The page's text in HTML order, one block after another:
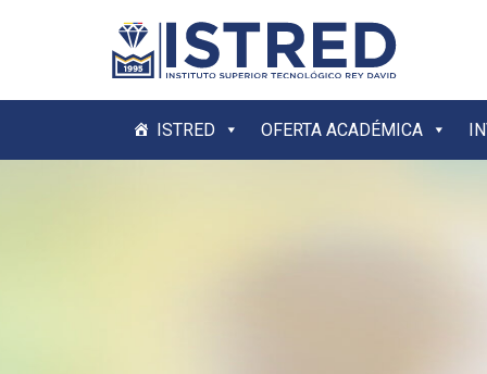
ISTRED OFERTA ACADÉMICA